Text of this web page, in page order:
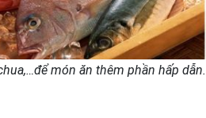
món ăn thêm phần hấp dẫn.